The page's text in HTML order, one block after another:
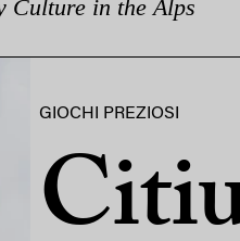
Culture in the Alps
GIOCHI PREZIOSI